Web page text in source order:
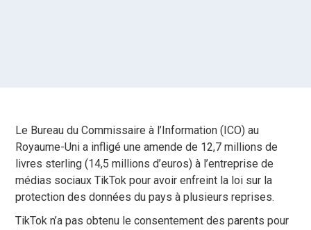
Le Bureau du Commissaire à l’Information (ICO) au
Royaume-Uni a infligé une amende de 12,7 millions de
livres sterling (14,5 millions d’euros) à l’entreprise de
médias sociaux TikTok pour avoir enfreint la loi sur la
protection des données du pays à plusieurs reprises.
TikTok n’a pas obtenu le consentement des parents pour